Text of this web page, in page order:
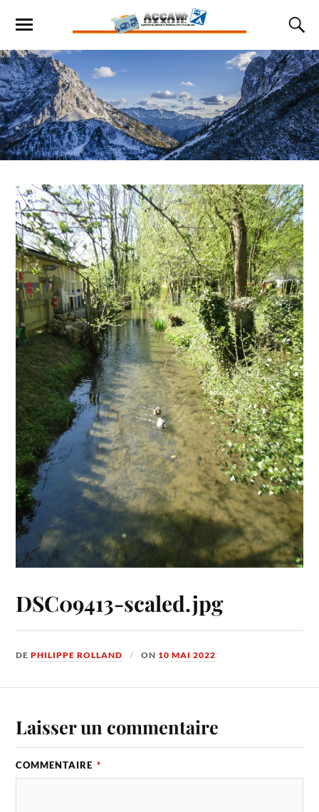
DSC09413-scaled.jpg
DEPHILIPPE ROLLAND ON 10 MAI 2022
Laisser un commentaire
COMMENTAIRE *